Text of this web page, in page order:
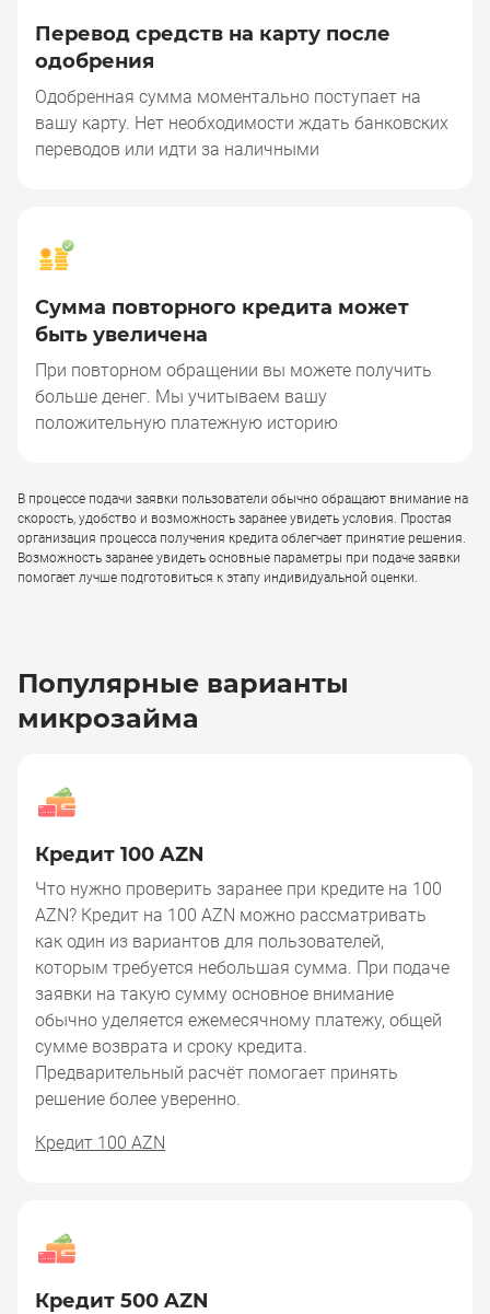
Перевод средств на карту после
одобрения
Перевод средств на карту после
Одобренная сумма моментально поступает на
вашу карту. Нет необходимости ждать банковских
переводов или идти за наличными
Сумма повторного кредита может
быть увеличена
Сумма повторного кредита может быть
При повторном обращении вы можете получить
больше денег. Мы учитываем вашу
положительную платежную историю
В процессе подачи заявки пользователи обычно обращают внимание на
скорость, удобство и возможность заранее увидеть условия. Простая
организация процесса получения кредита облегчает принятие решения.
Возможность заранее увидеть основные параметры при подаче заявки
помогает лучше подготовиться к этапу индивидуальной оценки.
Популярные варианты
микрозайма
Кредит 100 AZN
Что нужно проверить заранее при кредите на 100
AZN? Кредит на 100 AZN можно рассматривать
как один из вариантов для пользователей,
которым требуется небольшая сумма. При подаче
заявки на такую сумму основное внимание
обычно уделяется ежемесячному платежу, общей
сумме возврата и сроку кредита.
Предварительный расчёт помогает принять
решение более уверенно.
Кредит 100 AZN
Кредит 500 AZN